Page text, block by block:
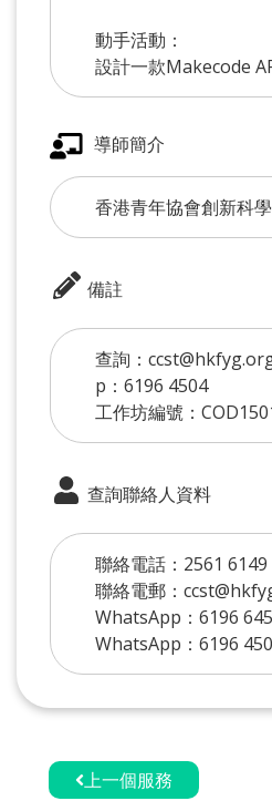
動手活動：
設計一款Makecode
導師簡介
香港青年協會創新科
備註
查詢：
p：6196 4504
工作坊編號：
查詢聯絡人資料
聯絡電話：2561 6149
聯絡電郵：
WhatsApp：6196
WhatsApp：6196
上一個服務